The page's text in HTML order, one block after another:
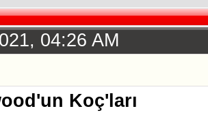
04:26 AM
Koç'ları